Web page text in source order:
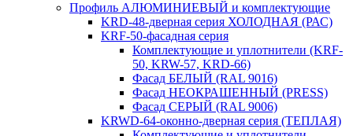
Профиль АЛЮМИНИЕВЫЙ и комплектующие
KRD-48-дверная серия ХОЛОДНАЯ (РАС)
KRF-50-фасадная серия
Комплектующие и уплотнители (KRF-
50, KRW-57, KRD-66)
Фасад БЕЛЫЙ (RAL 9016)
Фасад НЕОКРАШЕННЫЙ (PRESS)
Фасад СЕРЫЙ (RAL 9006)
KRWD-64-оконно-дверная серия (ТЕПЛАЯ)